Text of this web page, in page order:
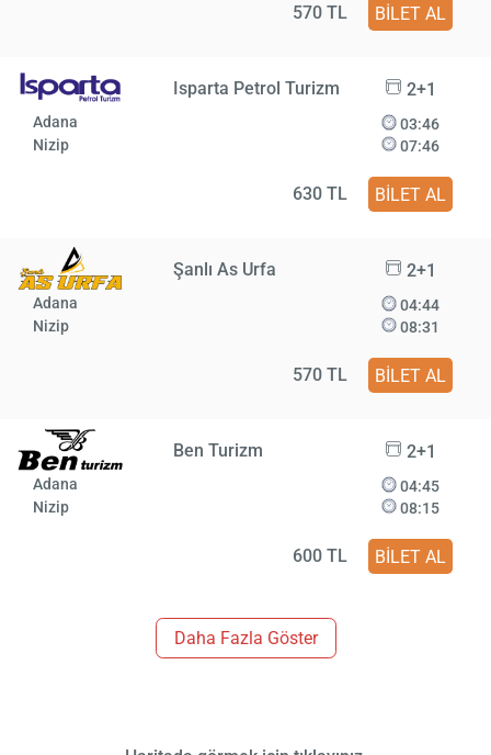
570 TL BİLET AL
Isparta Petrol Turizm 2+1
Adana
Nizip
03:46
07:46
630 TL BİLET AL
Şanlı As Urfa 2+1
Adana
Nizip
04:44
08:31
570 TL BİLET AL
Ben Turizm 2+1
Adana
Nizip
04:45
08:15
600 TL BİLET AL
Daha Fazla Göster